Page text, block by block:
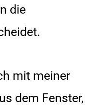
die
mit meiner
dem Fenster,